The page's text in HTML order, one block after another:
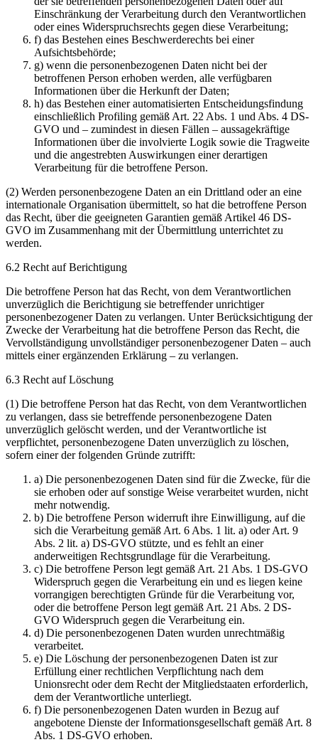
Einschränkung der Verarbeitung durch den Verantwortlichen
oder eines Widerspruchsrechts gegen diese Verarbeitung;
f) das Bestehen eines Beschwerderechts bei einer
Aufsichtsbehörde;
g) wenn die personenbezogenen Daten nicht bei der
betroffenen Person erhoben werden, alle verfügbaren
Informationen über die Herkunft der Daten;
h) das Bestehen einer automatisierten Entscheidungsfindung
einschließlich Profiling gemäß Art. 22 Abs. 1 und Abs. 4 DS-
GVO und – zumindest in diesen Fällen – aussagekräftige
Informationen über die involvierte Logik sowie die Tragweite
und die angestrebten Auswirkungen einer derartigen
Verarbeitung für die betroffene Person.
(2) Werden personenbezogene Daten an ein Drittland oder an eine
internationale Organisation übermittelt, so hat die betroffene Person
das Recht, über die geeigneten Garantien gemäß Artikel 46 DS-
GVO im Zusammenhang mit der Übermittlung unterrichtet zu
werden.
6.2 Recht auf Berichtigung
Die betroffene Person hat das Recht, von dem Verantwortlichen
unverzüglich die Berichtigung sie betreffender unrichtiger
personenbezogener Daten zu verlangen. Unter Berücksichtigung der
Zwecke der Verarbeitung hat die betroffene Person das Recht, die
Vervollständigung unvollständiger personenbezogener Daten – auch
mittels einer ergänzenden Erklärung – zu verlangen.
6.3 Recht auf Löschung
(1) Die betroffene Person hat das Recht, von dem Verantwortlichen
zu verlangen, dass sie betreffende personenbezogene Daten
unverzüglich gelöscht werden, und der Verantwortliche ist
verpflichtet, personenbezogene Daten unverzüglich zu löschen,
sofern einer der folgenden Gründe zutrifft:
a) Die personenbezogenen Daten sind für die Zwecke, für die
sie erhoben oder auf sonstige Weise verarbeitet wurden, nicht
mehr notwendig.
b) Die betroffene Person widerruft ihre Einwilligung, auf die
sich die Verarbeitung gemäß Art. 6 Abs. 1 lit. a) oder Art. 9
Abs. 2 lit. a) DS-GVO stützte, und es fehlt an einer
anderweitigen Rechtsgrundlage für die Verarbeitung.
c) Die betroffene Person legt gemäß Art. 21 Abs. 1 DS-GVO
Widerspruch gegen die Verarbeitung ein und es liegen keine
vorrangigen berechtigten Gründe für die Verarbeitung vor,
oder die betroffene Person legt gemäß Art. 21 Abs. 2 DS-
GVO Widerspruch gegen die Verarbeitung ein.
d) Die personenbezogenen Daten wurden unrechtmäßig
verarbeitet.
e) Die Löschung der personenbezogenen Daten ist zur
Erfüllung einer rechtlichen Verpflichtung nach dem
Unionsrecht oder dem Recht der Mitgliedstaaten erforderlich,
dem der Verantwortliche unterliegt.
f) Die personenbezogenen Daten wurden in Bezug auf
angebotene Dienste der Informationsgesellschaft gemäß Art. 8
Abs. 1 DS-GVO erhoben.